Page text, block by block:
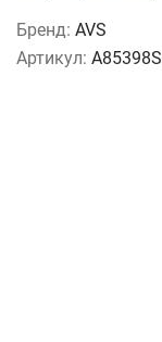
Бренд: AVS
Артикул: A85398S